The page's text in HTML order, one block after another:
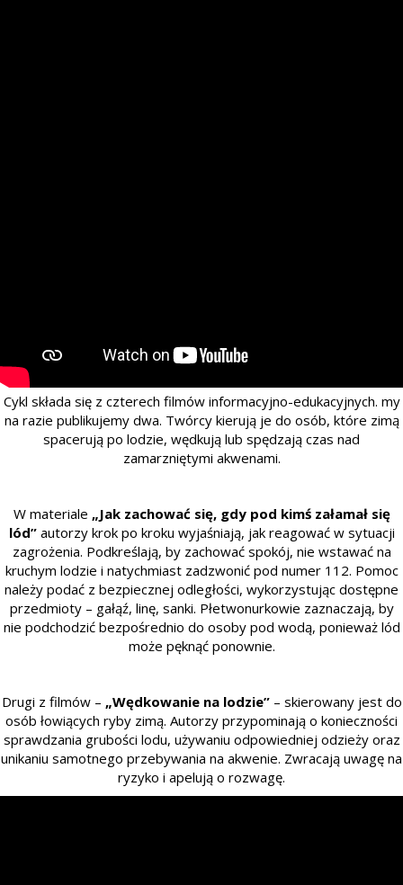
Cykl składa się z czterech filmów informacyjno-edukacyjnych. my
na razie publikujemy dwa. Twórcy kierują je do osób, które zimą
spacerują po lodzie, wędkują lub spędzają czas nad
zamarzniętymi akwenami.
W materiale „Jak zachować się, gdy pod kimś załamał się
lód”autorzy krok po kroku wyjaśniają, jak reagować w sytuacji
zagrożenia. Podkreślają, by zachować spokój, nie wstawać na
kruchym lodzie i natychmiast zadzwonić pod numer 112. Pomoc
należy podać z bezpiecznej odległości, wykorzystując dostępne
przedmioty – gałąź, linę, sanki. Płetwonurkowie zaznaczają, by
nie podchodzić bezpośrednio do osoby pod wodą, ponieważ lód
może pęknąć ponownie.
Drugi z filmów – „Wędkowanie na lodzie”– skierowany jest do
osób łowiących ryby zimą. Autorzy przypominają o konieczności
sprawdzania grubości lodu, używaniu odpowiedniej odzieży oraz
unikaniu samotnego przebywania na akwenie. Zwracają uwagę na
ryzyko i apelują o rozwagę.